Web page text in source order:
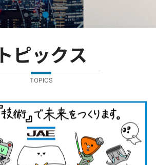
トピックス
TOPICS